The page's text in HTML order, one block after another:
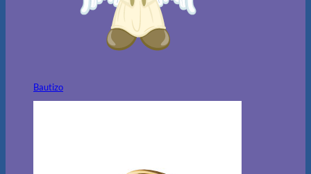
Bautizo